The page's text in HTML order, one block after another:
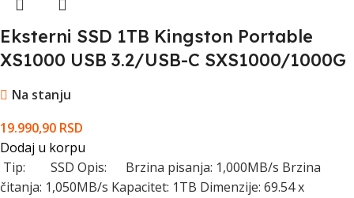
Eksterni SSD 1TB Kingston Portable
XS1000 USB 3.2/USB-C SXS1000/1000G
Na stanju
19.990,90 RSD
Dodaj u korpu
Tip: SSD Opis: Brzina pisanja: 1,000MB/s Brzina
čitanja: 1,050MB/s Kapacitet: 1TB Dimenzije: 69.54 x